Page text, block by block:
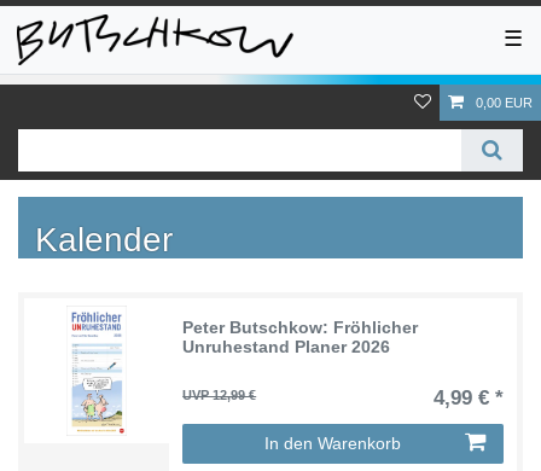
☰
0,00 EUR
Kalender
Peter Butschkow: Fröhlicher
Unruhestand Planer 2026
UVP 12,99 € 4,99 € *
In den Warenkorb